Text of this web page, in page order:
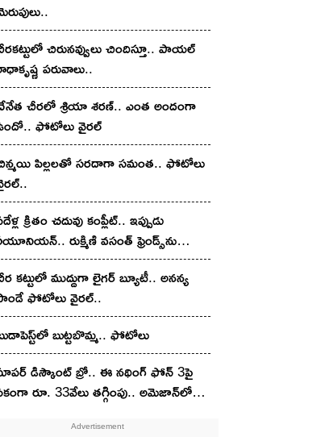
చిరునవ్వులు చిందిస్తూ.. పాయల్
పరువాలు..
చీర‌లో శ్రియా శ‌ర‌ణ్‌.. ఎంత అందంగా
ఫోటోలు వైర‌ల్
పిల్ల‌ల‌తో స‌ర‌దాగా సమంత‌.. ఫోటోలు
క్రితం చ‌దువు కంప్లీట్.. ఇప్పుడు
రుక్మిణి వసంత్ ఫ్రెండ్స్‌ను
క‌ట్టులో ముద్దుగా లైగ‌ర్ బ్యూటీ.. అన‌న్య
ఫోటోలు వైర‌ల్..
బుట్టబొమ్మ‌.. ఫోటోలు
డిస్కౌంట్ బ్రో.. ఈ నథింగ్ ఫోన్ 3పై
రూ. 33వేలు తగ్గింపు.. అమెజాన్‌లో